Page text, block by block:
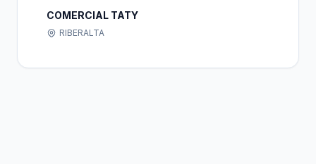
COMERCIAL TATY
RIBERALTA